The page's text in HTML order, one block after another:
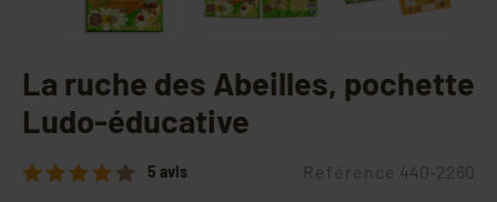
La ruche des Abeilles, pochette
Ludo-éducative
5 avis Référence 440-2260